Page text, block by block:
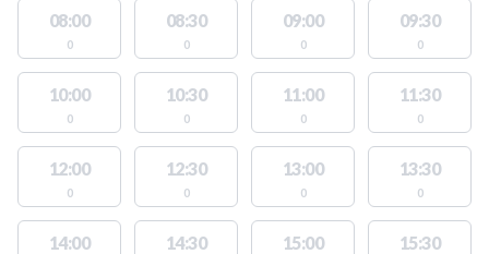
08:00
0
08:30
0
09:00
0
09:30
0
10:00
0
10:30
0
11:00
0
11:30
0
12:00
0
12:30
0
13:00
0
13:30
0
14:00 14:30 15:00 15:30